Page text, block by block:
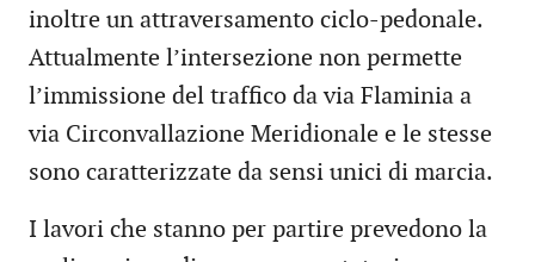
inoltre un attraversamento ciclo-pedonale.
Attualmente l’intersezione non permette
l’immissione del traffico da via Flaminia a
via Circonvallazione Meridionale e le stesse
sono caratterizzate da sensi unici di marcia.
I lavori che stanno per partire prevedono la